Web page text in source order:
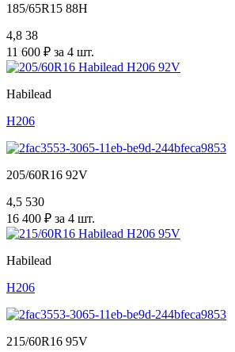
185/65R15 88H
4,8 38
11 600 ₽ за 4 шт.
Habilead
H206
205/60R16 92V
4,5 530
16 400 ₽ за 4 шт.
Habilead
H206
215/60R16 95V